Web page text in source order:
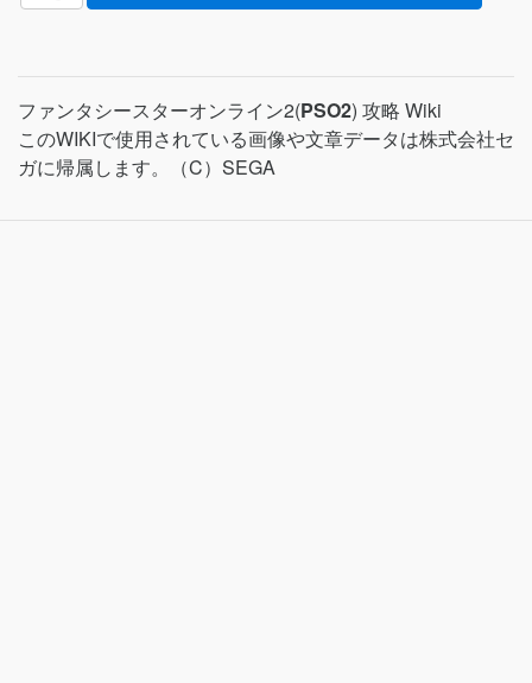
ファンタシースターオンライン2(PSO2) 攻略 Wiki
このWIKIで使用されている画像や文章データは株式会社セ
ガに帰属します。（C）SEGA